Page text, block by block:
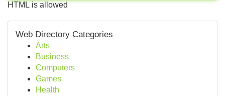
HTML is allowed
Web Directory Categories
Arts
Business
Computers
Games
Health